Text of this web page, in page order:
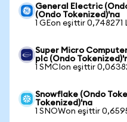
General Electric
(Ondo Tokenized)'na
1 GEon eşittir 0,748271
Super Micro
plc (Ondo
1 SMCIon eşittir
Snowflake (Ondo
Tokenized)'na
1 SNOWon eşittir